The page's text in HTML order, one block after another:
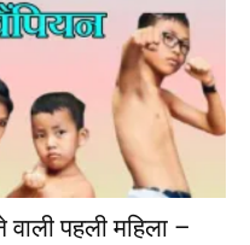
पहली महिला –